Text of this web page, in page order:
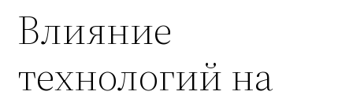
Влияние
технологий на